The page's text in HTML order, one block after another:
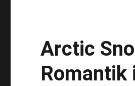
und
Arctic
Romantik